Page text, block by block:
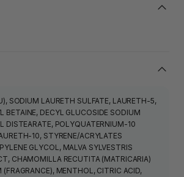
SODIUM LAURETH SULFATE, LAURETH-5,
BETAINE, DECYL GLUCOSIDE SODIUM
DISTEARATE, POLYQUATERNIUM-10
10, STYRENE/ACRYLATES
GLYCOL, MALVA SYLVESTRIS
CHAMOMILLA RECUTITA (MATRICARIA)
(FRAGRANCE), MENTHOL, CITRIC ACID,